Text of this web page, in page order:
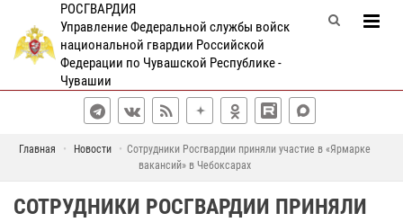
РОСГВАРДИЯ
Управление Федеральной службы войск
национальной гвардии Российской
Федерации по Чувашской Республике -
Чувашии
Главная Новости
Сотрудники Росгвардии приняли участие в «Ярмарке
вакансий» в Чебоксарах
СОТРУДНИКИ РОСГВАРДИИ ПРИНЯЛИ